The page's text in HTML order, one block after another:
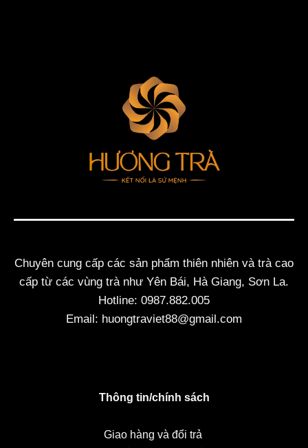
Chuyên cung cấp các sản phẩm thiên nhiên và trà cao
cấp từ các vùng trà như Yên Bái, Hà Giang, Sơn La.
Hotline: 0987.882.005
Email: huongtraviet88@gmail.com
Thông tin/chính sách
Giao hàng và đổi trả